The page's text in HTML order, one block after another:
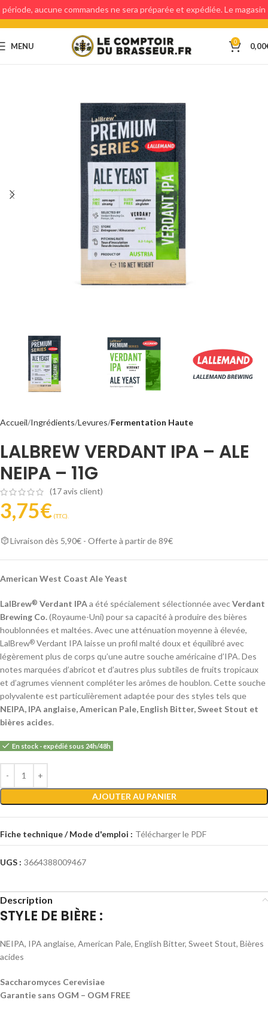
MENU 0 0,00
Accueil Ingrédients Levures Fermentation Haute
LALBREW VERDANT IPA – ALE
NEIPA – 11G
(17avis client)
3,75€ (T.T.C).
Livraison dès 5,90€ - Offerte à partir de 89€
American West Coast Ale Yeast
LalBrew® Verdant IPAa été spécialement sélectionnée avecVerdant
Brewing Co.(Royaume-Uni) pour sa capacité à produire des bières
houblonnées et maltées. Avec une atténuation moyenne à élevée,
LalBrew® Verdant IPA laisse un profil malté doux et équilibré avec
légèrement plus de corps qu’une autre souche américaine d’IPA. Des
notes marquées d’abricot et d’autres plus subtiles de fruits tropicaux
et d’agrumes viennent compléter les arômes de houblon. Cette souche
polyvalente est particulièrement adaptée pour des styles tels que
NEIPA, IPA anglaise, American Pale, English Bitter, Sweet Stout et
bières acides.
En stock - expédié sous 24h/48h
AJOUTER AU PANIER
Fiche technique / Mode d'emploi : Télécharger le PDF
UGS : 3664388009467
Description
STYLE DE BIÈRE :
NEIPA, IPA anglaise, American Pale, English Bitter, Sweet Stout, Bières
acides
Saccharomyces Cerevisiae
Garantie sans OGM – OGM FREE
période, aucune commandes ne sera préparée et expédiée. Le magasin
étant fermé, aucun retraits en magasin ne sera possible.